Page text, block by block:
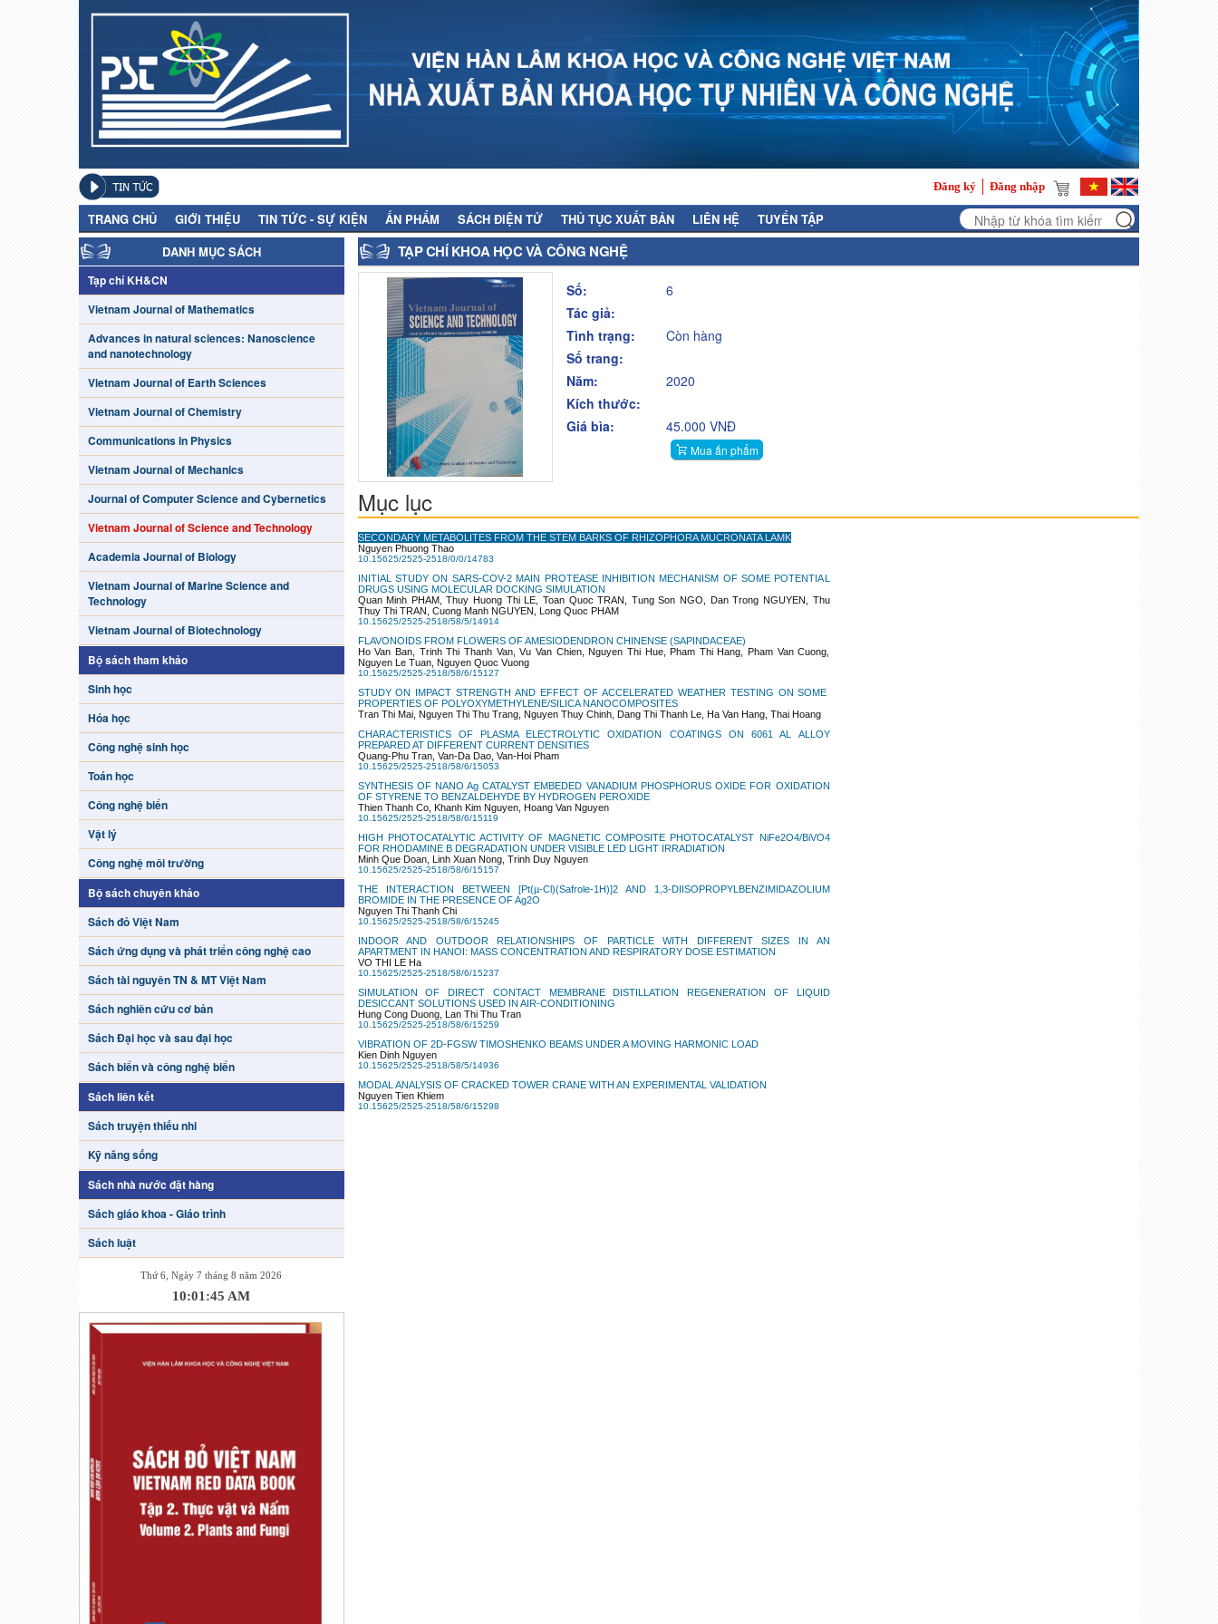
Đăng ký Đăng nhập
TRANG CHỦ GIỚI THIỆU TIN TỨC - SỰ KIỆN ẤN PHẨM SÁCH ĐIỆN TỬ THỦ TỤC XUẤT BẢN LIÊN HỆ
TUYỂN TẬP
DANH MỤC SÁCH
Tạp chí KH&CN
Vietnam Journal of Mathematics
Advances in natural sciences: Nanoscience
and nanotechnology
Vietnam Journal of Earth Sciences
Vietnam Journal of Chemistry
Communications in Physics
Vietnam Journal of Mechanics
Journal of Computer Science and Cybernetics
Vietnam Journal of Science and Technology
Academia Journal of Biology
Vietnam Journal of Marine Science and
Technology
Vietnam Journal of Biotechnology
Bộ sách tham khảo
Sinh học
Hóa học
Công nghệ sinh học
Toán học
Công nghệ biển
Vật lý
Công nghệ môi trường
Bộ sách chuyên khảo
Sách đỏ Việt Nam
Sách ứng dụng và phát triển công nghệ cao
Sách tài nguyên TN & MT Việt Nam
Sách nghiên cứu cơ bản
Sách Đại học và sau đại học
Sách biển và công nghệ biển
Sách liên kết
Sách truyện thiếu nhi
Kỹ năng sống
Sách nhà nước đặt hàng
Sách giáo khoa - Giáo trình
Sách luật
Thứ 6, Ngày 7 tháng 8 năm 2026
10:01:45 AM
TẠP CHÍ KHOA HỌC VÀ CÔNG NGHỆ
Số:
6
Tác giả:
Tình trạng:
Còn hàng
Số trang:
Năm:
2020
Kích thước:
Giá bìa:
45.000 VNĐ
Mua ấn phẩm
Mục lục
SECONDARY METABOLITES FROM THE STEM BARKS OF RHIZOPHORA MUCRONATA LAMK
Nguyen Phuong Thao
10.15625/2525-2518/0/0/14783
INITIAL STUDY ON SARS-COV-2 MAIN PROTEASE INHIBITION MECHANISM OF SOME POTENTIAL
DRUGS USING MOLECULAR DOCKING SIMULATION
Quan Minh PHAM, Thuy Huong Thi LE, Toan Quoc TRAN, Tung Son NGO, Dan Trong NGUYEN, Thu
Thuy Thi TRAN, Cuong Manh NGUYEN, Long Quoc PHAM
10.15625/2525-2518/58/5/14914
FLAVONOIDS FROM FLOWERS OF AMESIODENDRON CHINENSE (SAPINDACEAE)
Ho Van Ban, Trinh Thi Thanh Van, Vu Van Chien, Nguyen Thi Hue, Pham Thi Hang, Pham Van Cuong,
Nguyen Le Tuan, Nguyen Quoc Vuong
10.15625/2525-2518/58/6/15127
STUDY ON IMPACT STRENGTH AND EFFECT OF ACCELERATED WEATHER TESTING ON SOME
PROPERTIES OF POLYOXYMETHYLENE/SILICA NANOCOMPOSITES
Tran Thi Mai, Nguyen Thi Thu Trang, Nguyen Thuy Chinh, Dang Thi Thanh Le, Ha Van Hang, Thai Hoang
CHARACTERISTICS OF PLASMA ELECTROLYTIC OXIDATION COATINGS ON 6061 AL ALLOY
PREPARED AT DIFFERENT CURRENT DENSITIES
Quang-Phu Tran, Van-Da Dao, Van-Hoi Pham
10.15625/2525-2518/58/6/15053
SYNTHESIS OF NANO Ag CATALYST EMBEDED VANADIUM PHOSPHORUS OXIDE FOR OXIDATION
OF STYRENE TO BENZALDEHYDE BY HYDROGEN PEROXIDE
Thien Thanh Co, Khanh Kim Nguyen, Hoang Van Nguyen
10.15625/2525-2518/58/6/15119
HIGH PHOTOCATALYTIC ACTIVITY OF MAGNETIC COMPOSITE PHOTOCATALYST NiFe2O4/BiVO4
FOR RHODAMINE B DEGRADATION UNDER VISIBLE LED LIGHT IRRADIATION
Minh Que Doan, Linh Xuan Nong, Trinh Duy Nguyen
10.15625/2525-2518/58/6/15157
THE INTERACTION BETWEEN [Pt(µ-Cl)(Safrole-1H)]2 AND 1,3-DIISOPROPYLBENZIMIDAZOLIUM
BROMIDE IN THE PRESENCE OF Ag2O
Nguyen Thi Thanh Chi
10.15625/2525-2518/58/6/15245
INDOOR AND OUTDOOR RELATIONSHIPS OF PARTICLE WITH DIFFERENT SIZES IN AN
APARTMENT IN HANOI: MASS CONCENTRATION AND RESPIRATORY DOSE ESTIMATION
VO THI LE Ha
10.15625/2525-2518/58/6/15237
SIMULATION OF DIRECT CONTACT MEMBRANE DISTILLATION REGENERATION OF LIQUID
DESICCANT SOLUTIONS USED IN AIR-CONDITIONING
Hung Cong Duong, Lan Thi Thu Tran
10.15625/2525-2518/58/6/15259
VIBRATION OF 2D-FGSW TIMOSHENKO BEAMS UNDER A MOVING HARMONIC LOAD
Kien Dinh Nguyen
10.15625/2525-2518/58/5/14936
MODAL ANALYSIS OF CRACKED TOWER CRANE WITH AN EXPERIMENTAL VALIDATION
Nguyen Tien Khiem
10.15625/2525-2518/58/6/15298